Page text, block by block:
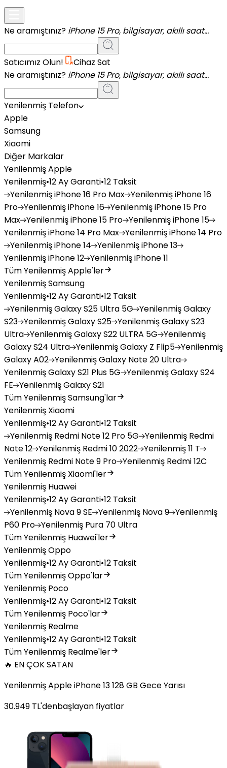
Ne aramıştınız? iPhone 15 Pro, bilgisayar, akıllı saat...
Satıcımız Olun!
Cihaz Sat
Ne aramıştınız? iPhone 15 Pro, bilgisayar, akıllı saat...
Yenilenmiş Telefon
Apple
Samsung
Xiaomi
Diğer Markalar
Yenilenmiş Apple
Yenilenmiş•12 Ay Garanti•12 Taksit
YenilenmişiPhone 16 Pro Max YenilenmişiPhone 16
Pro YenilenmişiPhone 16 YenilenmişiPhone 15 Pro
Max YenilenmişiPhone 15 Pro YenilenmişiPhone 15
YenilenmişiPhone 14 Pro Max YenilenmişiPhone 14 Pro
YenilenmişiPhone 14 YenilenmişiPhone 13
YenilenmişiPhone 12 YenilenmişiPhone 11
Tüm Yenilenmiş Apple'ler
Yenilenmiş Samsung
Yenilenmiş•12 Ay Garanti•12 Taksit
YenilenmişGalaxy S25 Ultra 5G YenilenmişGalaxy
S23 YenilenmişGalaxy S25 YenilenmişGalaxy S23
Ultra YenilenmişGalaxy S22 ULTRA 5G Yenilenmiş
Galaxy S24 Ultra YenilenmişGalaxy Z Flip5 Yenilenmiş
Galaxy A02 YenilenmişGalaxy Note 20 Ultra
YenilenmişGalaxy S21 Plus 5G YenilenmişGalaxy S24
FE YenilenmişGalaxy S21
Tüm Yenilenmiş Samsung'lar
Yenilenmiş Xiaomi
Yenilenmiş•12 Ay Garanti•12 Taksit
Yenilenmiş Redmi Note 12 Pro 5G Yenilenmiş Redmi
Note 12 Yenilenmiş Redmi 10 2022 Yenilenmiş11 T
Yenilenmiş Redmi Note 9 Pro Yenilenmiş Redmi 12C
Tüm Yenilenmiş Xiaomi'ler
Yenilenmiş Huawei
Yenilenmiş•12 Ay Garanti•12 Taksit
Yenilenmiş Nova 9 SE Yenilenmiş Nova 9 Yenilenmiş
P60 Pro Yenilenmiş Pura 70 Ultra
Tüm Yenilenmiş Huawei'ler
Yenilenmiş Oppo
Yenilenmiş•12 Ay Garanti•12 Taksit
Tüm Yenilenmiş Oppo'lar
Yenilenmiş Poco
Yenilenmiş•12 Ay Garanti•12 Taksit
Tüm Yenilenmiş Poco'lar
Yenilenmiş Realme
Yenilenmiş•12 Ay Garanti•12 Taksit
Tüm Yenilenmiş Realme'ler
🔥 EN ÇOK SATAN
Yenilenmiş Apple iPhone 13 128 GB Gece Yarısı
30.949 TL'denbaşlayan fiyatlar